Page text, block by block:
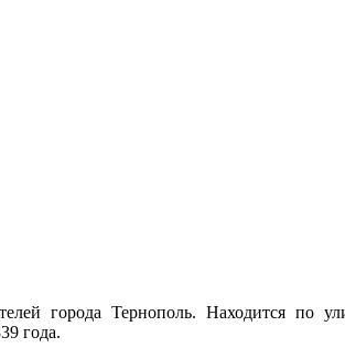
города Тернополь. Находится по
года.